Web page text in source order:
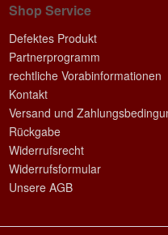
Shop Service
Defektes Produkt
Partnerprogramm
rechtliche Vorabinformationen
Kontakt
Versand und
Rückgabe
Widerrufsrecht
Widerrufsformular
Unsere AGB